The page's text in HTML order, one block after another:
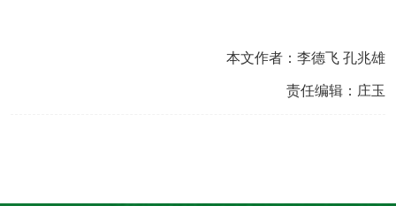
本文作者：李德飞 孔兆雄
责任编辑：庄玉